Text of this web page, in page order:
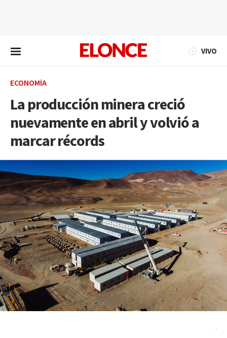
VIVO
ECONOMÍA
La producción minera creció
nuevamente en abril y volvió a
marcar récords
.